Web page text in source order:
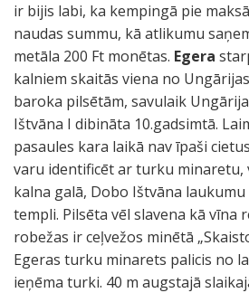
ir bijis labi, ka kempingā pie
naudas summu, kā atlikumu
metāla 200 Ft monētas. Egera
kalniem skaitās viena no
baroka pilsētām, savulaik
Ištvāna I dibināta 10.gadsimtā.
pasaules kara laikā nav īpaši
varu identificēt ar turku minaretu,
kalna galā, Dobo Ištvāna
templi. Pilsēta vēl slavena kā vīna
robežas ir ceļvežos minētā
Egeras turku minarets palicis no
ieņēma turki. 40 m augstajā